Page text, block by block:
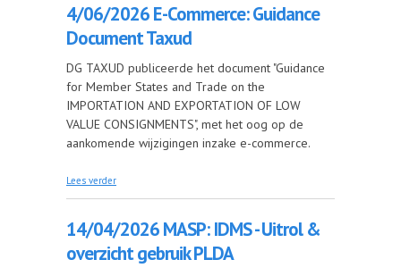
4/06/2026 E-Commerce: Guidance
Document Taxud
DG TAXUD publiceerde het document "Guidance
for Member States and Trade on the
IMPORTATION AND EXPORTATION OF LOW
VALUE CONSIGNMENTS", met het oog op de
aankomende wijzigingen inzake e-commerce.
Lees verder
14/04/2026 MASP: IDMS - Uitrol &
overzicht gebruik PLDA